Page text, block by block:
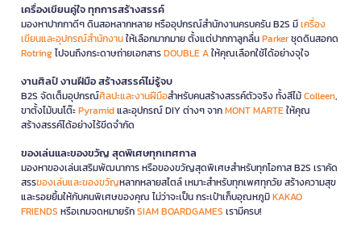
เครื่องเขียนคู่ใจ ทุกการสร้างสรรค์
มองหาปากกาดีๆ ดินสอหลากหลาย หรืออุปกรณ์สำนักงานครบครัน B2S มีเครื่อง
เขียนและอุปกรณ์สำนักงานให้เลือกมากมาย ตั้งแต่ปากกาลูกลื่นParkerชุดดินสอกด
Rotringไปจนถึงกระดาษถ่ายเอกสารDOUBLE Aให้คุณเลือกใช้ได้อย่างจุใจ
งานศิลป์ งานฝีมือ สร้างสรรค์ไม่รู้จบ
B2S จัดเต็มอุปกรณ์ศิลปะและงานฝีมือสำหรับคนสร้างสรรค์ตัวจริง ทั้งสีไม้Colleen,
ขาตั้งไม้บนโต๊ะPyramidและอุปกรณ์ DIY ต่างๆ จากMONT MARTEให้คุณ
สร้างสรรค์ได้อย่างไร้ขีดจำกัด
ของเล่นและของขวัญ สุดพิเศษทุกเทศกาล
มองหาของเล่นเสริมพัฒนาการ หรือของขวัญสุดพิเศษสำหรับทุกโอกาส B2S เราคัด
สรรของเล่นและของขวัญหลากหลายสไตล์ เหมาะสำหรับทุกเพศทุกวัย สร้างความสุข
และรอยยิ้มให้กับคนพิเศษของคุณ ไม่ว่าจะเป็น กระเป๋าเก็บอุณหภูมิKAKAO
FRIENDS หรือเกมจดหมายรักSIAM BOARDGAMES เรามีครบ!